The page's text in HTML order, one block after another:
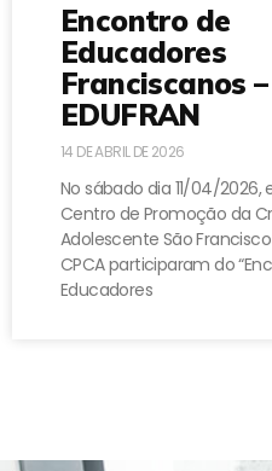
Encontro de
Educadores
Franciscanos –
EDUFRAN
14 DE ABRIL DE 2026
No sábado dia 11/04/
Centro de Promoção da
Adolescente São
CPCA participaram do
Educadores